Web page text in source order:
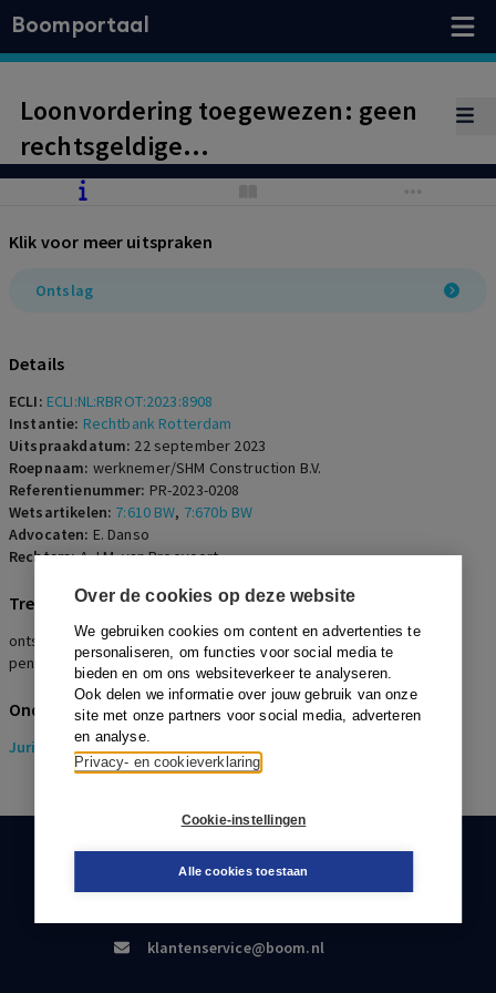
Over de cookies op deze website
We gebruiken cookies om content en advertenties te
personaliseren, om functies voor social media te
bieden en om ons websiteverkeer te analyseren.
Ook delen we informatie over jouw gebruik van onze
site met onze partners voor social media, adverteren
en analyse.
Privacy- en cookieverklaring
Cookie-instellingen
Alle cookies toestaan
Boomportaal
Loonvordering toegewezen: geen
rechtsgeldige
vaststellingsovereenkomst;
aan werknemer afgewezen
Klik voor meer uitspraken
Ontslag
Details
ECLI: ECLI:NL:RBROT:2023:8908
Instantie: Rechtbank Rotterdam
Uitspraakdatum: 22 september 2023
Roepnaam: werknemer/SHM Construction B.V.
Referentienummer: PR-2023-0208
Wetsartikelen: 7:610 BW, 7:670b BW
Advocaten: E. Danso
Rechters:A.J.M. van Breevoort
Trefwoorden
ontslag, arbeidsovereenkomst, vaststellingsovereenkomst,
pensioenpremie
Onderwerpen
Juridisch> Pensioenrecht
KLANTENSERVICE
klantenservice@boom.nl